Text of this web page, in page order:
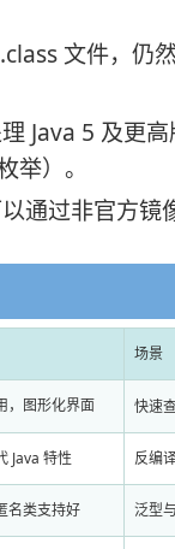
文件，仍
Java 5 及更
举）。
通过非官方镜
场景
，图形化界面 快速
Java 特性 反编
名类支持好 泛型